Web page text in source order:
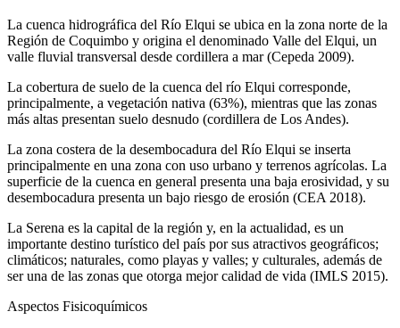
La cuenca hidrográfica del Río Elqui se ubica en la zona norte de la
Región de Coquimbo y origina el denominado Valle del Elqui, un
valle fluvial transversal desde cordillera a mar (Cepeda 2009).
La cobertura de suelo de la cuenca del río Elqui corresponde,
principalmente, a vegetación nativa (63%), mientras que las zonas
más altas presentan suelo desnudo (cordillera de Los Andes).
La zona costera de la desembocadura del Río Elqui se inserta
principalmente en una zona con uso urbano y terrenos agrícolas. La
superficie de la cuenca en general presenta una baja erosividad, y su
desembocadura presenta un bajo riesgo de erosión (CEA 2018).
La Serena es la capital de la región y, en la actualidad, es un
importante destino turístico del país por sus atractivos geográficos;
climáticos; naturales, como playas y valles; y culturales, además de
ser una de las zonas que otorga mejor calidad de vida (IMLS 2015).
Aspectos Fisicoquímicos